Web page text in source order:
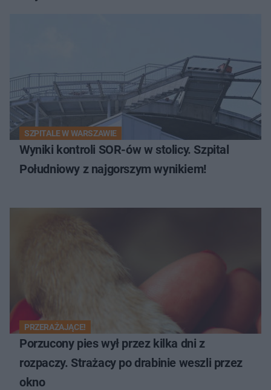
SZPITALE W WARSZAWIE
Wyniki kontroli SOR-ów w stolicy. Szpital
Południowy z najgorszym wynikiem!
PRZERAŻAJĄCE!
Porzucony pies wył przez kilka dni z
rozpaczy. Strażacy po drabinie weszli przez
okno